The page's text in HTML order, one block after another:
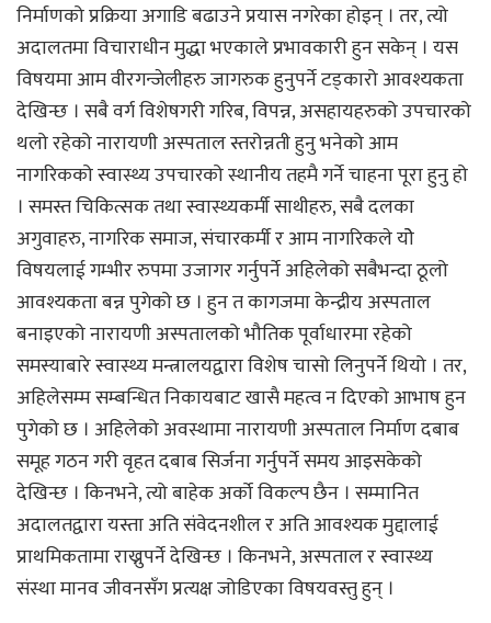
निर्माणको प्रक्रिया अगाडि बढाउने प्रयास नगरेका होइन् । तर, त्यो
अदालतमा विचाराधीन मुद्धा भएकाले प्रभावकारी हुन सकेन् । यस
विषयमा आम वीरगन्जेलीहरु जागरुक हुनुपर्ने टड्कारो आवश्यकता
देखिन्छ । सबै वर्ग विशेषगरी गरिब, विपन्न, असहायहरुको उपचारको
थलो रहेको नारायणी अस्पताल स्तरोन्नती हुनु भनेको आम
नागरिकको स्वास्थ्य उपचारको स्थानीय तहमै गर्ने चाहना पूरा हुनु हो
। समस्त चिकित्सक तथा स्वास्थ्यकर्मी साथीहरु, सबै दलका
अगुवाहरु, नागरिक समाज, संचारकर्मी र आम नागरिकले योे
विषयलाई गम्भीर रुपमा उजागर गर्नुपर्ने अहिलेको सबैभन्दा ठूलो
आवश्यकता बन्न पुगेको छ । हुन त कागजमा केन्द्रीय अस्पताल
बनाइएको नारायणी अस्पतालको भौतिक पूर्वाधारमा रहेको
समस्याबारे स्वास्थ्य मन्त्रालयद्वारा विशेष चासो लिनुपर्ने थियो । तर,
अहिलेसम्म सम्बन्धित निकायबाट खासै महत्व न दिएको आभाष हुन
पुगेको छ । अहिलेको अवस्थामा नारायणी अस्पताल निर्माण दबाब
समूह गठन गरी वृहत दबाब सिर्जना गर्नुपर्ने समय आइसकेको
देखिन्छ । किनभने, त्यो बाहेक अर्को विकल्प छैन । सम्मानित
अदालतद्वारा यस्ता अति संवेदनशील र अति आवश्यक मुद्दालाई
प्राथमिकतामा राख्नुपर्ने देखिन्छ । किनभने, अस्पताल र स्वास्थ्य
संस्था मानव जीवनसँग प्रत्यक्ष जोडिएका विषयवस्तु हुन् ।